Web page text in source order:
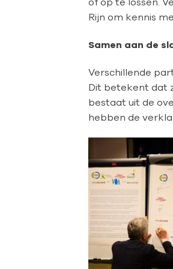
Rijn om kennis
Samen aan de
Verschillende
Dit betekent dat
bestaat uit de
hebben de